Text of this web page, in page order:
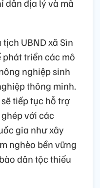
dẫn địa lý và mã
tịch UBND xã Sìn
phát triển các mô
nghiệp sinh
thông minh.
tiếp tục hỗ trợ
với các
gia như xây
nghèo bền vững
dân tộc thiểu